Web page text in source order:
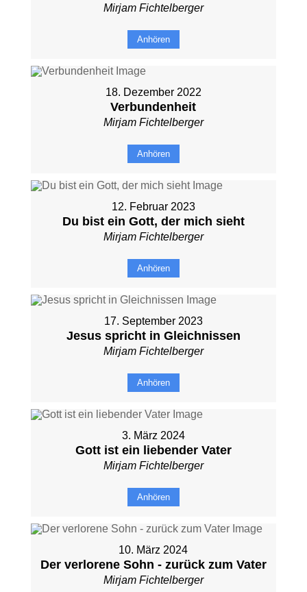
Mirjam Fichtelberger
Anhören
18. Dezember 2022
Verbundenheit
Mirjam Fichtelberger
Anhören
12. Februar 2023
Du bist ein Gott, der mich sieht
Mirjam Fichtelberger
Anhören
17. September 2023
Jesus spricht in Gleichnissen
Mirjam Fichtelberger
Anhören
3. März 2024
Gott ist ein liebender Vater
Mirjam Fichtelberger
Anhören
10. März 2024
Der verlorene Sohn - zurück zum Vater
Mirjam Fichtelberger